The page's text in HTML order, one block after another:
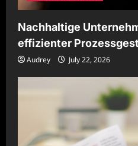
Nachhaltige
effizienter
Audrey July 22, 2026